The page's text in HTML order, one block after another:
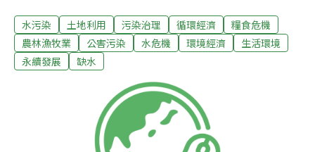
源管理不善，造成了大多數國家糧食短缺、糧價上漲。李
普指出，「世界糧食危機的背後根源是全球淡水資源危
機，隨著氣候變化的衝擊增強，水源危機也將迅速惡
化。」他更表示，「全球糧食有45%由灌溉式農業生產，
一旦失去灌溉式農業，將無法餵飽地球上的60億人口。」
世界許多灌溉區域都飽受威脅，從河川與地下水層汲取了
過多的水源，若考慮氣候變化則問題更形嚴重，李普對此
提出警告，並指出淡水水域供應的食物也正在減少，原因
水污染 土地利用 污染治理 循環經濟
糧食危機
農林漁牧業
公害污染 水危機 環境經濟
生活環境
永續發展
缺水